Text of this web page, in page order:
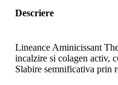
Descriere
Lineance Aminicissant
incalzire si colagen activ,
Slabire semnificativa prin